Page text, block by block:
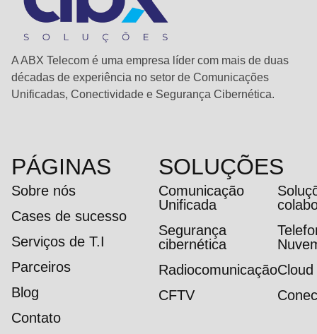
A ABX Telecom é uma empresa líder com mais de duas
décadas de experiência no setor de Comunicações
Unificadas, Conectividade e Segurança Cibernética.
PÁGINAS
Sobre nós
Cases de sucesso
Serviços de T.I
Parceiros
Blog
Contato
SOLUÇÕES
Comunicação
Unificada
Segurança
cibernética
RadiocomunicaçãoCloud
CFTV